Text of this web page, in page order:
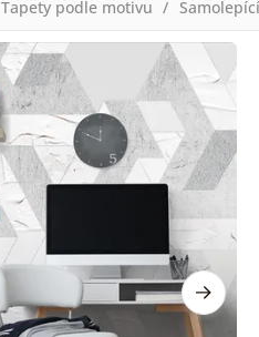
Tapety podle motivu